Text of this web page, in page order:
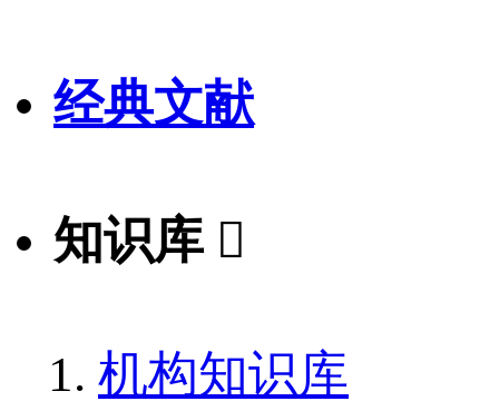
经典文献
知识库 
机构知识库